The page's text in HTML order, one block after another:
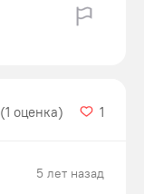
(1 оценка) 1
5 лет назад